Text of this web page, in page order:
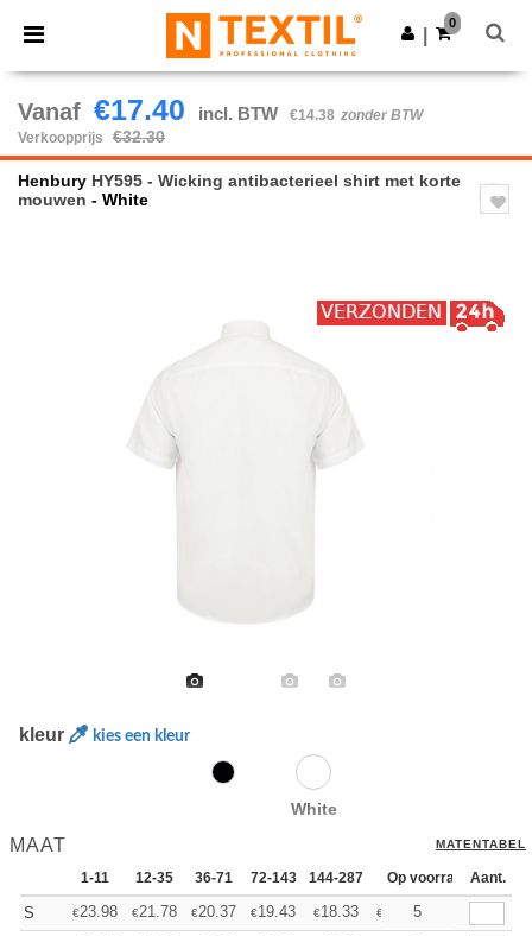
× Ntextil-app
Betere prijzen in de app!
Download app
0
Vanaf €17.40 incl. BTW €14.38 zonder BTW
Verkoopprijs
€32.30
Henbury HY595 - Wicking antibacterieel shirt met korte
mouwen - White
kleur kies een kleur
White
MAAT MATENTABEL
1-11 12-35 36-71 72-143 144-287 288 + Meer
Op voorraadAant.
S €23.98 €21.78 €20.37 €19.43 €18.33 € 17.40
5